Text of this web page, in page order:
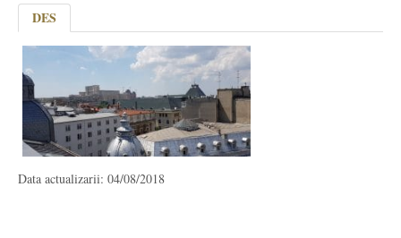
DES
Data actualizarii: 04/08/2018